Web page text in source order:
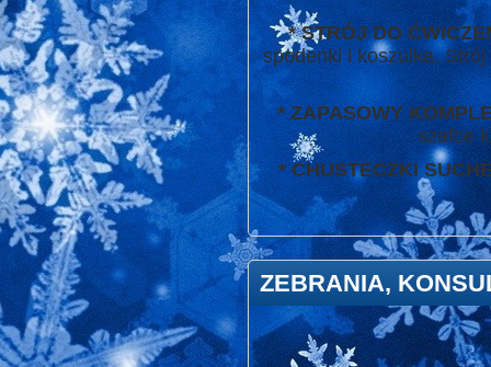
* STRÓJ DO
spodenki i koszulka.
* ZAPASOWY
szafce
* CHUSTECZKI
ZEBRANIA,